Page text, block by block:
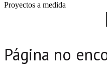
Proyectos a medida
Página no